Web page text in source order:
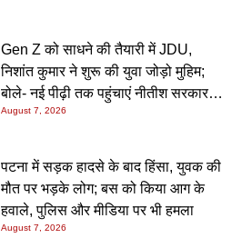
Gen Z को साधने की तैयारी में JDU,
निशांत कुमार ने शुरू की युवा जोड़ो मुहिम;
बोले- नई पीढ़ी तक पहुंचाएं नीतीश सरकार के
20 सालों के काम
August 7, 2026
पटना में सड़क हादसे के बाद हिंसा, युवक की
मौत पर भड़के लोग; बस को किया आग के
हवाले, पुलिस और मीडिया पर भी हमला
August 7, 2026